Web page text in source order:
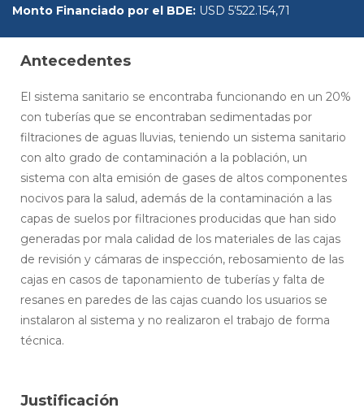
Monto Financiado por el BDE: USD 5’522.154,71
Antecedentes
El sistema sanitario se encontraba funcionando en un 20%
con tuberías que se encontraban sedimentadas por
filtraciones de aguas lluvias, teniendo un sistema sanitario
con alto grado de contaminación a la población, un
sistema con alta emisión de gases de altos componentes
nocivos para la salud, además de la contaminación a las
capas de suelos por filtraciones producidas que han sido
generadas por mala calidad de los materiales de las cajas
de revisión y cámaras de inspección, rebosamiento de las
cajas en casos de taponamiento de tuberías y falta de
resanes en paredes de las cajas cuando los usuarios se
instalaron al sistema y no realizaron el trabajo de forma
técnica.
Justificación